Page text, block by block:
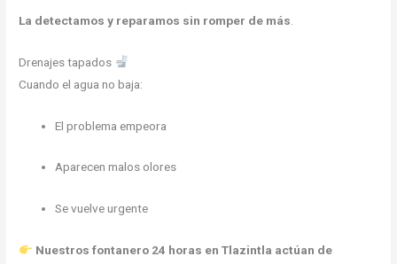
La detectamos y reparamos sin romper de más
Drenajes tapados
Cuando el agua no baja:
El problema empeora
Aparecen malos olores
Se vuelve urgente
Nuestros fontanero 24 horas en Tlazintla actúan de